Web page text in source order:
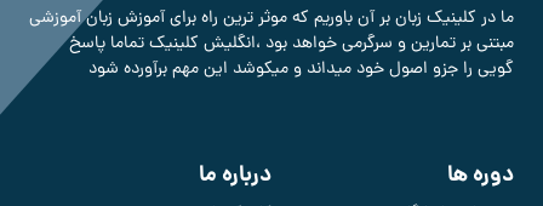
ما در کلینیک زبان بر آن باوریم که موثر ترین راه برای آموزش زبان آموزشی
مبتنی بر تمارین و سرگرمی خواهد بود ،انگلیش کلینیک تماما پاسخ
گویی را جزو اصول خود میداند و میکوشد این مهم برآورده شود
دوره ها درباره ما